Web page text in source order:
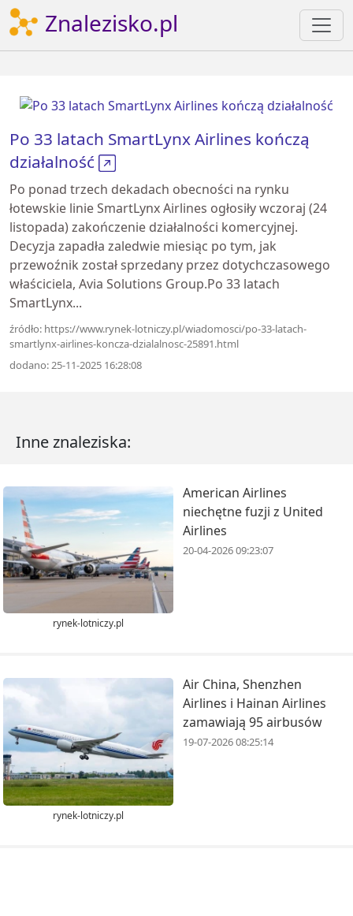
Znalezisko.pl
Po 33 latach SmartLynx Airlines kończą
działalność
Po ponad trzech dekadach obecności na rynku
łotewskie linie SmartLynx Airlines ogłosiły wczoraj (24
listopada) zakończenie działalności komercyjnej.
Decyzja zapadła zaledwie miesiąc po tym, jak
przewoźnik został sprzedany przez dotychczasowego
właściciela, Avia Solutions Group.Po 33 latach
SmartLynx...
źródło: https://www.rynek-lotniczy.pl/wiadomosci/po-33-latach-
smartlynx-airlines-koncza-dzialalnosc-25891.html
dodano: 25-11-2025 16:28:08
Inne znaleziska:
rynek-lotniczy.pl
American Airlines
niechętne fuzji z United
Airlines
20-04-2026 09:23:07
rynek-lotniczy.pl
Air China, Shenzhen
Airlines i Hainan Airlines
zamawiają 95 airbusów
19-07-2026 08:25:14